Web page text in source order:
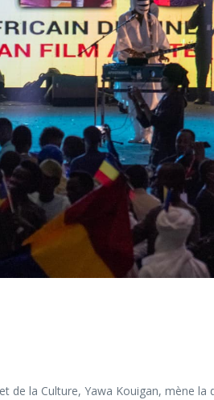
de la Culture, Yawa Kouigan, mène